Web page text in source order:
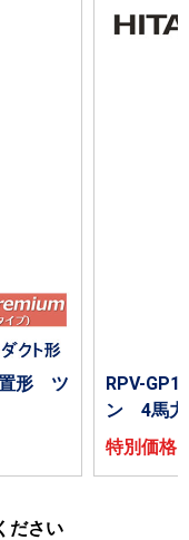
形 ツ
RPV-
ン 4馬
特別価
ださい